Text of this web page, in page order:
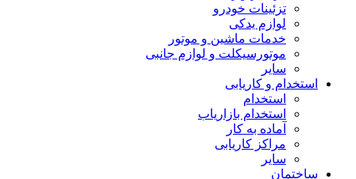
تزئینات خودرو
لوازم یدکی
خدمات ماشین و موتور
موتورسیکلت و لوازم جانبی
سایر
استخدام و کاریابی
استخدام
استخدام بازاریاب
آماده به کار
مراکز کاریابی
سایر
ساختمان